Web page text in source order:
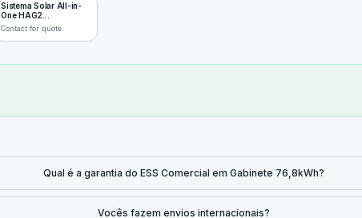
Sistema Solar All-in-
One HAG2
125~500kVA
Contact for quote
Qual é a garantia do ESS Comercial em Gabinete 76,8kWh?
Vocês fazem envios internacionais?